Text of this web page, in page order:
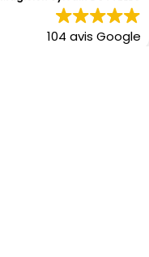
104 avis Google